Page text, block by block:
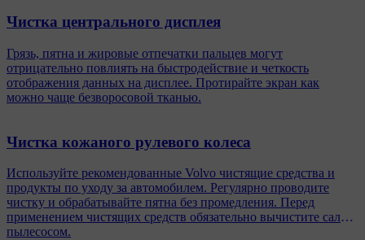
Чистка центрального дисплея
Грязь, пятна и жировые отпечатки пальцев могут
отрицательно повлиять на быстродействие и четкость
отображения данных на дисплее. Протирайте экран как
можно чаще безворосовой тканью.
Чистка кожаного рулевого колеса
Используйте рекомендованные Volvo чистящие средства и
продукты по уходу за автомобилем. Регулярно проводите
чистку и обрабатывайте пятна без промедления. Перед
применением чистящих средств обязательно вычистите салон
пылесосом.